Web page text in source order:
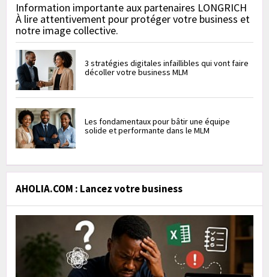
Information importante aux partenaires LONGRICH
À lire attentivement pour protéger votre business et
notre image collective.
3 stratégies digitales infaillibles qui vont faire
décoller votre business MLM
Les fondamentaux pour bâtir une équipe
solide et performante dans le MLM
AHOLIA.COM : Lancez votre business